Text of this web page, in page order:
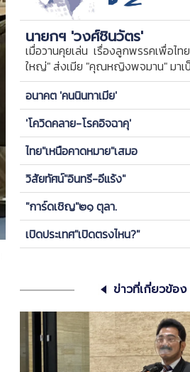
นายกฯ 'วงศ์ชินวัตร'
เมื่อวานคุยเล่น เรื่องลูกพรรคเพื่อไท
ใหญ่" ส่งเมีย "คุณหญิงพจมาน" มาเ
ของพรรค ให้ลูกกบ-ลูกเขียดในพรร
ซีเครียดซักนิด
อนาคต 'คนนินทาเมีย'
'โควิดคลาย-โรคอิจฉาคุ'
ไทย"เหนือคาดหมาย"เสมอ
วิสัยทัศน์"อินทรี-อีแร้ง"
"การ์ดเชิญ"๒๑ ตุลา.
เปิดประเทศ"เปิดตรงไหน?"
ข่าวที่เกี่ยวข้อง